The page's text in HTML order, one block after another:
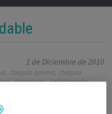
1 de Diciembre de 2010
, chequeo general, chequeo
,diagnóstico,Enfermedades
horas
,